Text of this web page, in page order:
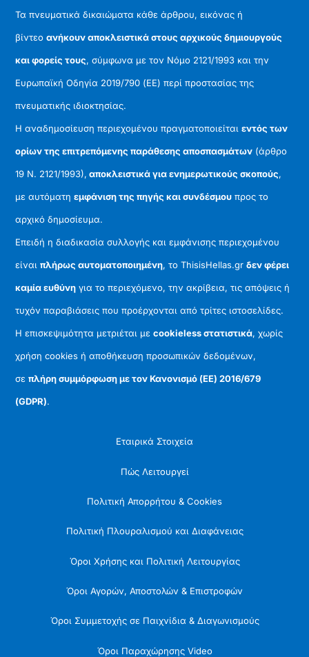
Τα πνευματικά δικαιώματα κάθε άρθρου, εικόνας ή
βίντεοανήκουν αποκλειστικά στους αρχικούς δημιουργούς
και φορείς τους, σύμφωνα με τον Νόμο 2121/1993 και την
Ευρωπαϊκή Οδηγία 2019/790 (ΕΕ) περί προστασίας της
πνευματικής ιδιοκτησίας.
Η αναδημοσίευση περιεχομένου πραγματοποιείταιεντός των
ορίων της επιτρεπόμενης παράθεσης αποσπασμάτων (άρθρο
19 Ν. 2121/1993), αποκλειστικά για ενημερωτικούς σκοπούς,
με αυτόματηεμφάνιση της πηγής και συνδέσμου προς το
αρχικό δημοσίευμα.
Επειδή η διαδικασία συλλογής και εμφάνισης περιεχομένου
είναιπλήρως αυτοματοποιημένη, το ThisisHellas.grδεν φέρει
καμία ευθύνη για το περιεχόμενο, την ακρίβεια, τις απόψεις ή
τυχόν παραβιάσεις που προέρχονται από τρίτες ιστοσελίδες.
Η επισκεψιμότητα μετριέται μεcookieless στατιστικά, χωρίς
χρήση cookies ή αποθήκευση προσωπικών δεδομένων,
σεπλήρη συμμόρφωση με τον Κανονισμό (ΕΕ) 2016/679
(GDPR).
Εταιρικά Στοιχεία
Πώς Λειτουργεί
Πολιτική Απορρήτου & Cookies
Πολιτική Πλουραλισμού και Διαφάνειας
Όροι Χρήσης και Πολιτική Λειτουργίας
Όροι Αγορών, Αποστολών & Επιστροφών
Όροι Συμμετοχής σε Παιχνίδια & Διαγωνισμούς
Όροι Παραχώρησης Video